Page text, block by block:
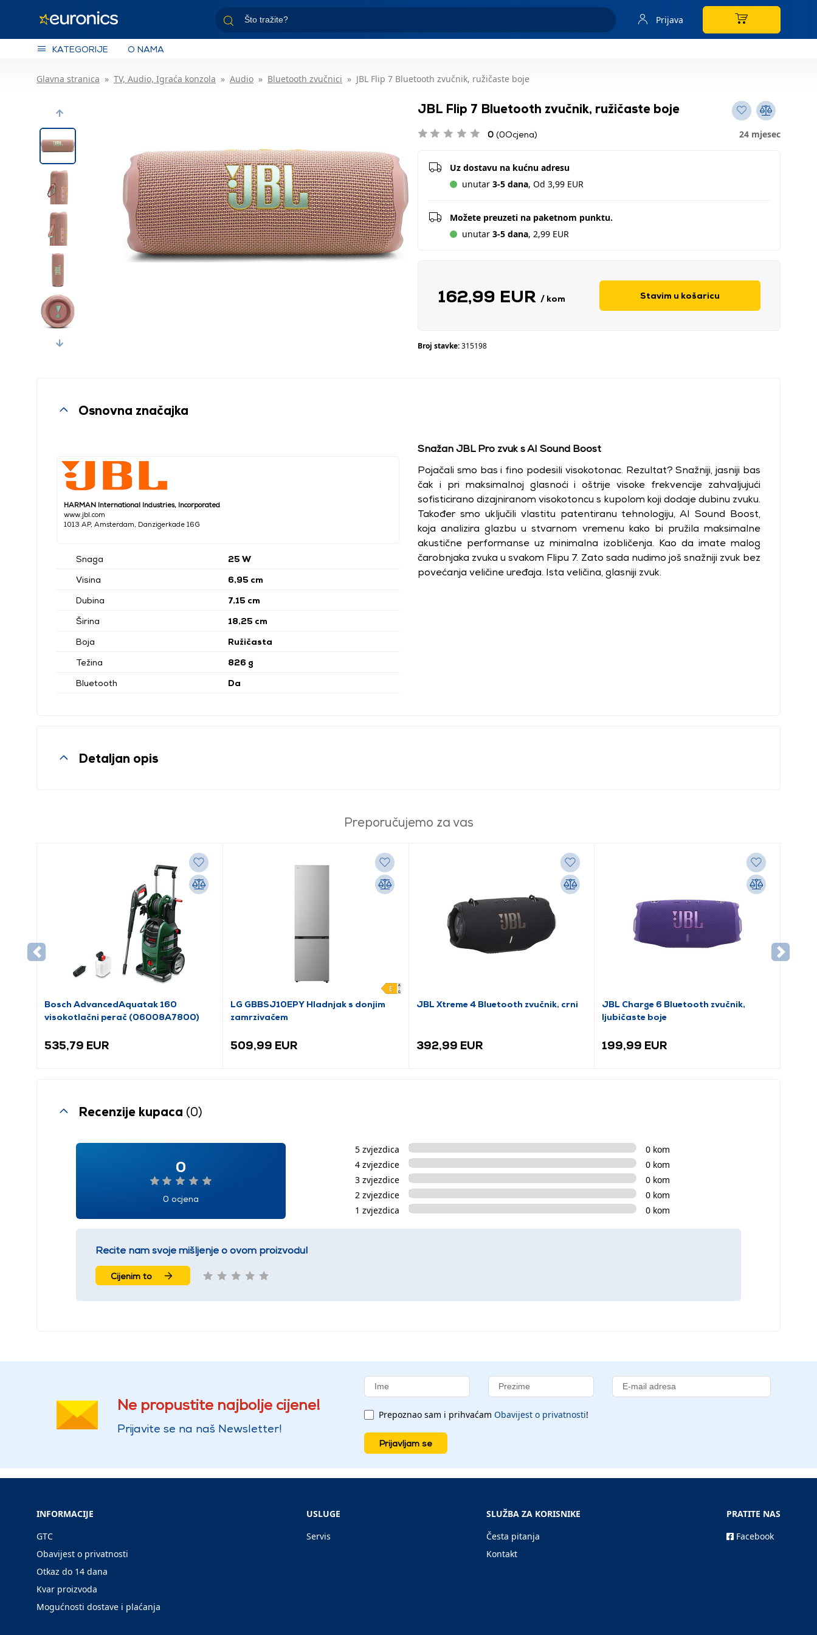
Prijava
KATEGORIJE O NAMA
Glavna stranica TV, Audio, Igraća konzola Audio Bluetooth zvučnici JBL Flip 7 Bluetooth zvučnik, ružičaste boje
Previous
Next
JBL Flip 7 Bluetooth zvučnik, ružičaste boje
0 (0Ocjena) 24 mjesec
Uz dostavu na kućnu adresu
unutar 3-5 dana, Od 3,99 EUR
Možete preuzeti na paketnom punktu.
unutar 3-5 dana, 2,99 EUR
162,99 EUR / kom Stavim u košaricu
Broj stavke:315198
Osnovna značajka
HARMAN International Industries, Incorporated
www.jbl.com
1013 AP, Amsterdam, Danzigerkade 16G
Snaga
25 W
Visina
6,95 cm
Dubina
7,15 cm
Širina
18,25 cm
Boja
Ružičasta
Težina
826 g
Bluetooth
Da
Snažan JBL Pro zvuk s AI Sound Boost
Pojačali smo bas i fino podesili visokotonac. Rezultat? Snažniji, jasniji bas
čak i pri maksimalnoj glasnoći i oštrije visoke frekvencije zahvaljujući
sofisticirano dizajniranom visokotoncu s kupolom koji dodaje dubinu zvuku.
Također smo uključili vlastitu patentiranu tehnologiju, AI Sound Boost,
koja analizira glazbu u stvarnom vremenu kako bi pružila maksimalne
akustične performanse uz minimalna izobličenja. Kao da imate malog
čarobnjaka zvuka u svakom Flipu 7. Zato sada nudimo još snažniji zvuk bez
povećanja veličine uređaja. Ista veličina, glasniji zvuk.
Detaljan opis
Preporučujemo za vas
Bosch AdvancedAquatak 160
visokotlačni perač (06008A7800)
535,79 EUR
LG GBBSJ10EPY Hladnjak s donjim
zamrzivačem
509,99 EUR
JBL Xtreme 4 Bluetooth zvučnik, crni
392,99 EUR
JBL Charge 6 Bluetooth zvučnik,
ljubičaste boje
199,99 EUR
Recenzije kupaca (0)
0
0 ocjena
5 zvjezdica
0 kom
4 zvjezdice
0 kom
3 zvjezdice
0 kom
2 zvjezdice
0 kom
1 zvjezdica
0 kom
Recite nam svoje mišljenje o ovom proizvodu!
Cijenim to
Ne propustite najbolje cijene!
Prijavite se na naš Newsletter!
Prepoznao sam i prihvaćam Obavijest o privatnosti!
Prijavljam se
INFORMACIJE
GTC
Obavijest o privatnosti
Otkaz do 14 dana
Kvar proizvoda
Mogućnosti dostave i plaćanja
USLUGE
Servis
SLUŽBA ZA KORISNIKE
Česta pitanja
Kontakt
PRATITE NAS
Facebook